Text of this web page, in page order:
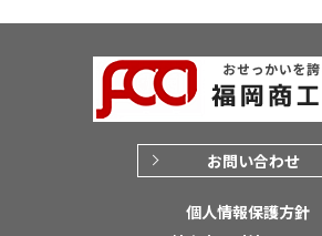
お問い合わせ
個人情報保護方針